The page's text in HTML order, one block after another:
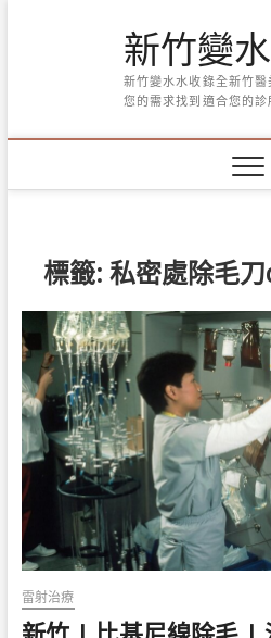
新竹變
新竹變水水收錄全新竹
您的需求找到適合您的診
標籤: 私密處除毛
雷射治療